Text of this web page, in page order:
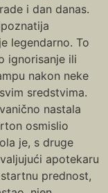
i dan danas.
legendarno. To
ignorisanje ili
nakon neke
sredstvima.
nastala
osmislio
je, s druge
apotekaru
prednost,